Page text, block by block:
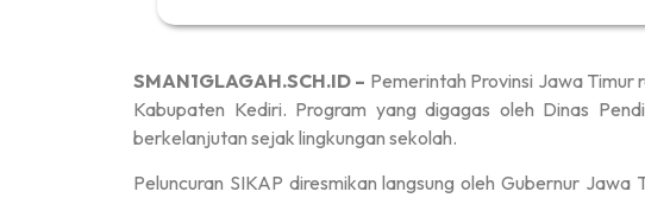
SMAN1GLAGAH.SCH.ID – Pemerintah Provinsi Jawa Timur
Kabupaten Kediri. Program yang digagas oleh Dinas
berkelanjutan sejak lingkungan sekolah.
Peluncuran SIKAP diresmikan langsung oleh Gubernur